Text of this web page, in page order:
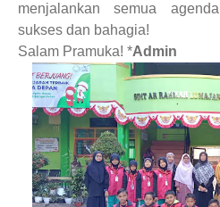
menjalankan semua
sukses dan bahagia!
Salam Pramuka! *Admin